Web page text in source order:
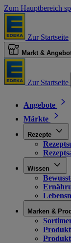
Zum Hauptbereich
Zur Startseite
Markt &
Zur Startseite
Angebote
Märkte
Rezepte
Wissen
Marken &